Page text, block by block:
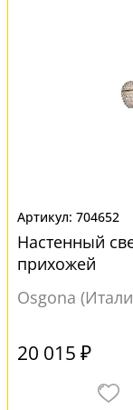
704652
Настенный
прихожей
Osgona
20 015 ₽